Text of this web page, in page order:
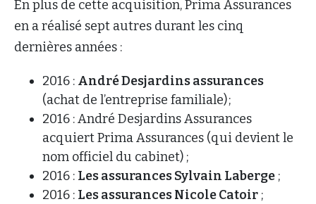
En plus de cette acquisition, Prima Assurances
en a réalisé sept autres durant les cinq
dernières années :
2016 : André Desjardins assurances
(achat de l’entreprise familiale) ;
2016 : André Desjardins Assurances
acquiert Prima Assurances (qui devient le
nom officiel du cabinet) ;
2016 : Les assurances Sylvain Laberge ;
2016 : Les assurances Nicole Catoir ;